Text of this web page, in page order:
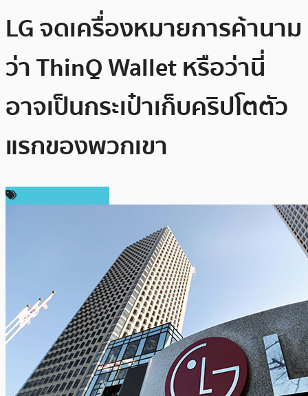
LG จดเครื่องหมายการค้านาม
ว่า ThinQ Wallet หรือว่านี่
อาจเป็นกระเป๋าเก็บคริปโตตัว
แรกของพวกเขา